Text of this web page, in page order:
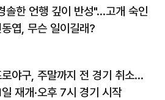
솔한 언행 깊이 반성"…고개 숙인
엽, 무슨 일이길래?
야구, 주말까지 전 경기 취소…
일 재개·오후 7시 경기 시작